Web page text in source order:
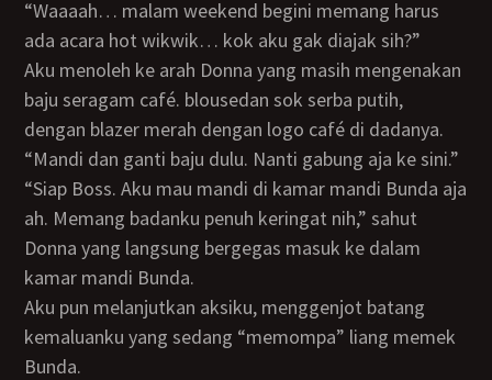
“Waaaah… malam weekend begini memang harus
ada acara hot wikwik… kok aku gak diajak sih?”
Aku menoleh ke arah Donna yang masih mengenakan
baju seragam café. blousedan sok serba putih,
dengan blazer merah dengan logo café di dadanya.
“Mandi dan ganti baju dulu. Nanti gabung aja ke sini.”
“Siap Boss. Aku mau mandi di kamar mandi Bunda aja
ah. Memang badanku penuh keringat nih,” sahut
Donna yang langsung bergegas masuk ke dalam
kamar mandi Bunda.
Aku pun melanjutkan aksiku, menggenjot batang
kemaluanku yang sedang “memompa” liang memek
Bunda.